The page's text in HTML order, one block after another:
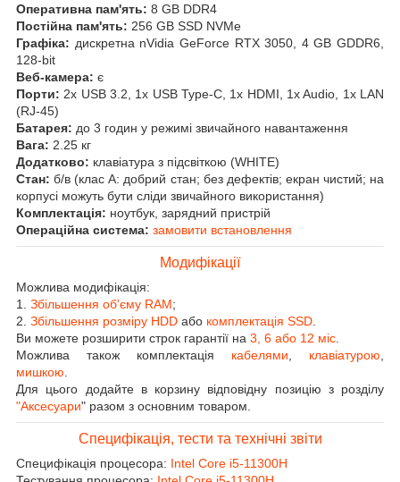
Оперативна пам'ять: 8 GB DDR4
Постійна пам'ять: 256 GB SSD NVMe
Графіка: дискретна nVidia GeForce RTX 3050, 4 GB GDDR6,
128-bit
Веб-камера: є
Порти: 2x USB 3.2, 1x USB Type-C, 1x HDMI, 1x Audio, 1x LAN
(RJ-45)
Батарея: до 3 годин у режимі звичайного навантаження
Вага: 2.25 кг
Додатково: клавіатура з підсвіткою (WHITE)
Стан: б/в (клас А: добрий стан; без дефектів; екран чистий; на
корпусі можуть бути сліди звичайного використання)
Комплектація: ноутбук, зарядний пристрій
Операційна система: замовити встановлення
Модифікації
Можлива модифікація:
1. Збільшення об'єму RAM;
2. Збільшення розміру HDD або комплектація SSD
Ви можете розширити строк гарантії на 3, 6 або 12 міс
Можлива також комплектація кабелями клавіатурою
мишкою
Для цього додайте в корзину відповідну позицію з розділу
"Аксесуари" разом з основним товаром.
Специфікація, тести та технічні звіти
Специфікація процесора: Intel Core i5-11300H